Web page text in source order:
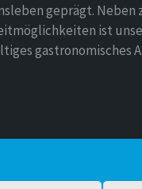
geprägt. Neben
ist
gastronomisches